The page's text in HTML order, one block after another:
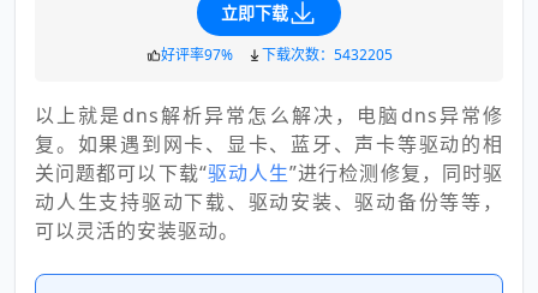
立即下载
好评率97% 下载次数：5432205
以上就是dns解析异常怎么解决，电脑dns异常修
复。如果遇到网卡、显卡、蓝牙、声卡等驱动的相
关问题都可以下载“驱动人生”进行检测修复，同时驱
动人生支持驱动下载、驱动安装、驱动备份等等，
可以灵活的安装驱动。